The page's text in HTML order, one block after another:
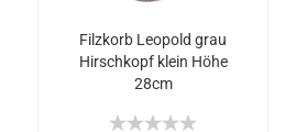
Filzkorb Leopold grau
Hirschkopf klein Höhe
28cm